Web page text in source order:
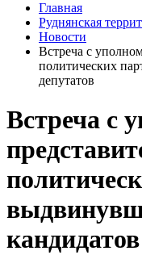
Главная
Руднянская
Новости
Встреча с
политических
депутатов
Встреча с